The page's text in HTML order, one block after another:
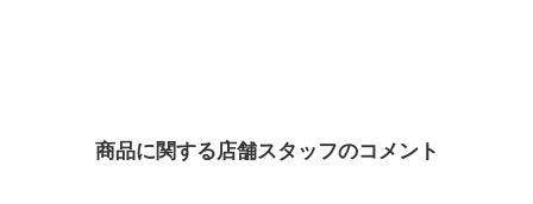
商品に関する店舗スタッフのコメント